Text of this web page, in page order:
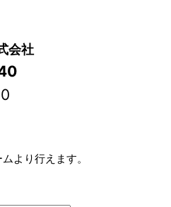
会社
より行えます。